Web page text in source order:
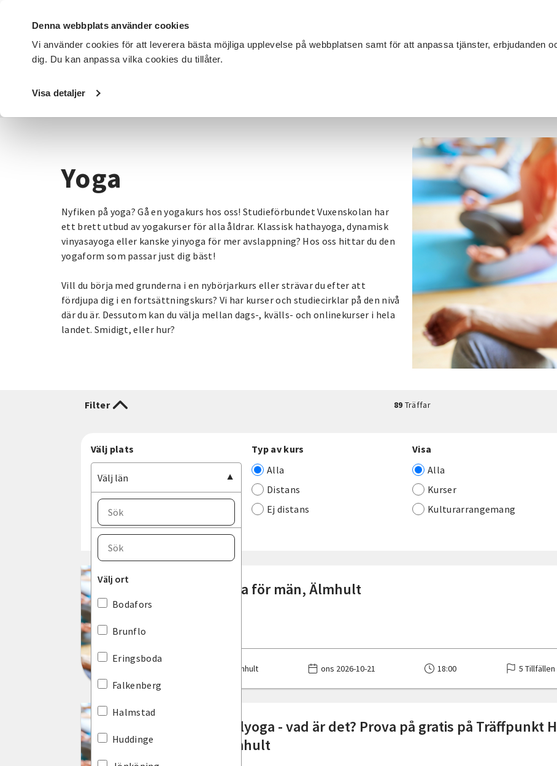
Denna webbplats använder cookies
Vi använder cookies för att leverera bästa möjliga upplevelse på webbplatsen samt för att anpassa tjänster, erbjudanden
dig. Du kan anpassa vilka cookies du tillåter.
Visa detaljer
DET HÄR GÖR VI FÖR DIG SOM SÖK KURSER OCH EVENEMANG
Startsida / Kurser och evenemang
Yoga
Nyfiken på yoga? Gå en yogakurs hos oss! Studieförbundet Vuxenskolan har
ett brett utbud av yogakurser för alla åldrar. Klassisk hathayoga, dynamisk
vinyasayoga eller kanske yinyoga för mer avslappning? Hos oss hittar du den
yogaform som passar just dig bäst!
Vill du börja med grunderna i en nybörjarkurs eller strävar du efter att
fördjupa dig i en fortsättningskurs? Vi har kurser och studiecirklar på den nivå
där du är. Dessutom kan du välja mellan dags-, kvälls- och onlinekurser i hela
landet. Smidigt, eller hur?
Filter 89 Träffar
Välj plats
Välj län
Välj län
Välj ort
Välj ort
Bodafors
Brunflo
Eringsboda
Falkenberg
Halmstad
Huddinge
Typ av kurs
Alla
Distans
Ej distans
Visa
Alla
Kurser
Kulturarrangemang
Yoga för män, Älmhult
Älmhult ons 2026-10-21 18:00 5 Tillfällen
Stolyoga - vad är det? Prova på gratis på Träffpunkt
Älmhult